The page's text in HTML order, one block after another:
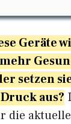
Geräte
setzen
aus?
die